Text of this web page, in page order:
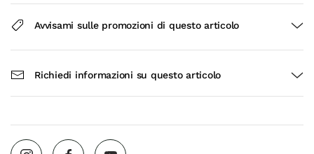
Avvisami sulle promozioni di questo articolo
Richiedi informazioni su questo articolo